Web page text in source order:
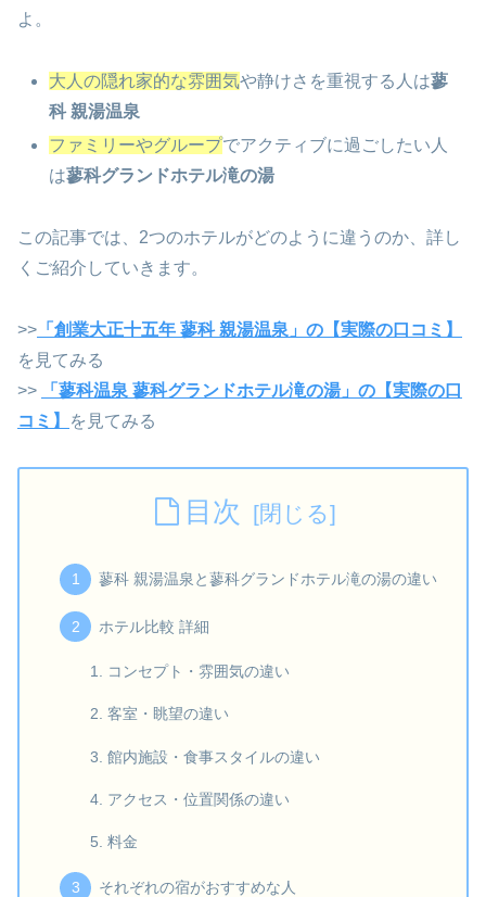
よ。
大人の隠れ家的な雰囲気や静けさを重視する人は蓼
科 親湯温泉
ファミリーやグループでアクティブに過ごしたい人
は蓼科グランドホテル滝の湯
この記事では、2つのホテルがどのように違うのか、詳し
くご紹介していきます。
>> 「創業大正十五年 蓼科 親湯温泉」の【実際の口コミ】
を見てみる
>>
「蓼科温泉 蓼科グランドホテル滝の湯」の【実際の口
コミ】
を見てみる
目次
蓼科 親湯温泉と蓼科グランドホテル滝の湯の違い
ホテル比較 詳細
コンセプト・雰囲気の違い
客室・眺望の違い
館内施設・食事スタイルの違い
アクセス・位置関係の違い
料金
それぞれの宿がおすすめな人